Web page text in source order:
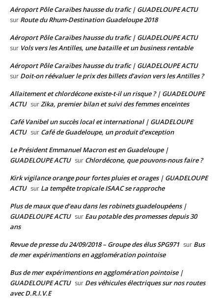
Aéroport Pôle Caraïbes hausse du trafic | GUADELOUPE ACTU
sur Route du Rhum-Destination Guadeloupe 2018
Aéroport Pôle Caraïbes hausse du trafic | GUADELOUPE ACTU
sur Vols vers les Antilles, une bataille et un business rentable
Aéroport Pôle Caraïbes hausse du trafic | GUADELOUPE ACTU
sur Doit-on réévaluer le prix des billets d’avion vers les Antilles ?
Allaitement et chlordécone existe-t-il un risque ? | GUADELOUPE
ACTU surZika, premier bilan et suivi des femmes enceintes
Café Vanibel un succès local et international | GUADELOUPE
ACTU sur Café de Guadeloupe, un produit d’exception
Le Président Emmanuel Macron est en Guadeloupe |
GUADELOUPE ACTU sur Chlordécone, que pouvons-nous faire ?
Kirk vigilance orange pour fortes pluies et orages | GUADELOUPE
ACTU sur La tempête tropicale ISAAC se rapproche
Plus de maux que d’eau dans les robinets guadeloupéens |
GUADELOUPE ACTU sur Eau potable des promesses depuis 30
ans
Revue de presse du 24/09/2018 – Groupe des élus SPG971 sur Bus
de mer expérimentions en agglomération pointoise
Bus de mer expérimentions en agglomération pointoise |
GUADELOUPE ACTU sur Des véhicules électriques sur nos routes
avec D.R.I.V.E